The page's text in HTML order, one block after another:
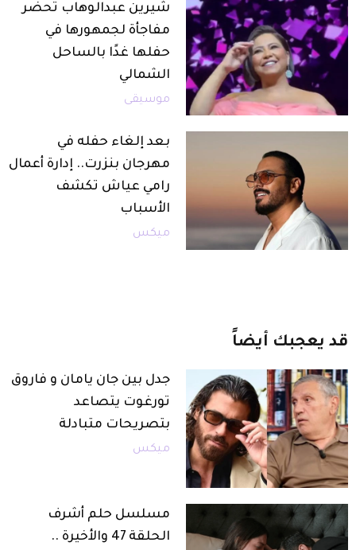
شيرين عبدالوهاب تحضر
مفاجأة لجمهورها في
حفلها غدًا بالساحل
الشمالي
موسيقى
بعد إلغاء حفله في
مهرجان بنزرت.. إدارة أعمال
رامي عياش تكشف
الأسباب
ميكس
قد يعجبك أيضاً
جدل بين جان يامان و فاروق
تورغوت يتصاعد
بتصريحات متبادلة
ميكس
مسلسل حلم أشرف
الحلقة 47 والأخيرة ..